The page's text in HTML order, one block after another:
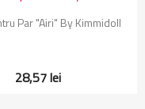
Vizualizare rapida
Par "Airi" By Kimmidoll
28,57 lei